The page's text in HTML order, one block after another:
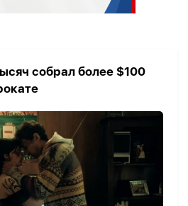
собрал более $100